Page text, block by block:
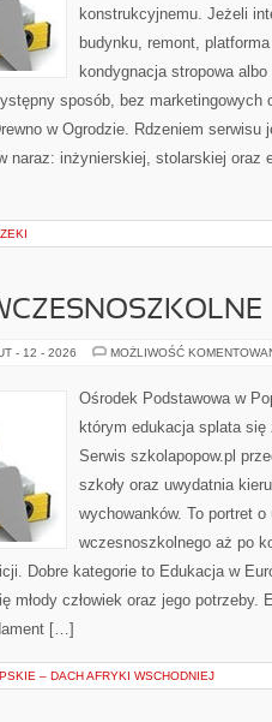
konstrukcyjnemu. Jeżeli
budynku, remont,
kondygnacja stropowa
sposób, bez marketingowych
w Ogrodzie. Rdzeniem serwisu
naraz: inżynierskiej, stolarskiej oraz
- 12 - 2026 MOŻLIWOŚĆ
Ośrodek Podstawowa w
którym edukacja splata
Serwis szkolapopow.pl
szkoły oraz uwydatnia
wychowanków. To portret
wczesnoszkolnego aż po
Dobre kategorie to Edukacja w
młody człowiek oraz jego potrzeby.
[…]
– DACH AFRYKI WSCHODNIEJ